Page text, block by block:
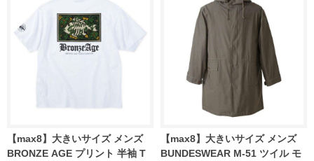
【max8】大きいサイズ メンズ
BRONZE AGE プリント 半袖 T
【max8】大きいサイズ メンズ
BUNDESWEAR M-51 ツイル モ